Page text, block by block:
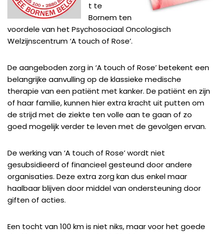
t te
Bornem ten
voordele van het Psychosociaal Oncologisch
Welzijnscentrum ‘A touch of Rose’.
De aangeboden zorg in ‘A touch of Rose’ betekent een
belangrijke aanvulling op de klassieke medische
therapie van een patiënt met kanker. De patiënt en zijn
of haar familie, kunnen hier extra kracht uit putten om
de strijd met de ziekte ten volle aan te gaan of zo
goed mogelijk verder te leven met de gevolgen ervan.
De werking van ‘A touch of Rose’ wordt niet
gesubsidieerd of financieel gesteund door andere
organisaties. Deze extra zorg kan dus enkel maar
haalbaar blijven door middel van ondersteuning door
giften of acties.
Een tocht van 100 km is niet niks, maar voor het goede